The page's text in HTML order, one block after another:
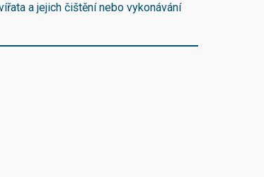
a jejich čištění nebo vykonávání